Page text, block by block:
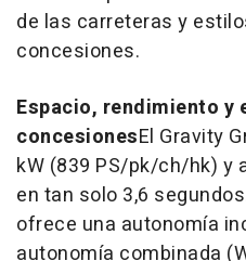
de las carreteras y
concesiones.
Espacio, rendimiento y
concesionesEl Gravity
kW (839 PS/pk/ch/hk) y
en tan solo 3,6
ofrece una autonomía
autonomía combinada